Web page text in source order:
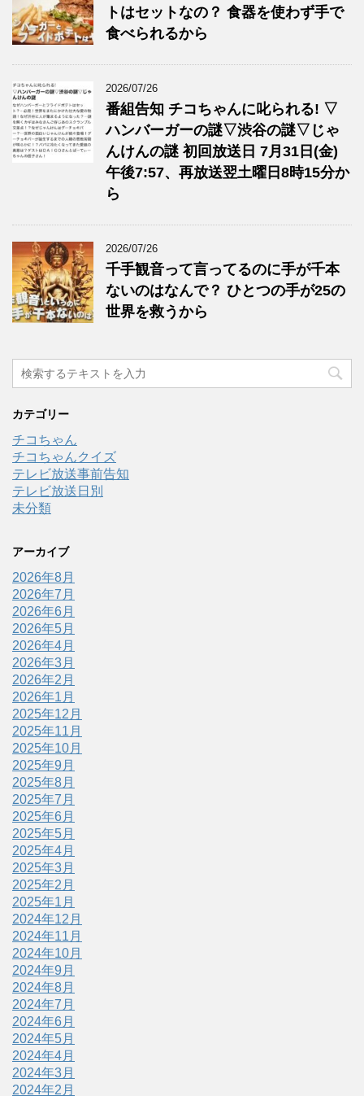
トはセットなの？ 食器を使わず手で
食べられるから
2026/07/26
番組告知 チコちゃんに叱られる! ▽
ハンバーガーの謎▽渋谷の謎▽じゃ
んけんの謎 初回放送日 7月31日(金)
午後7:57、再放送翌土曜日8時15分か
ら
2026/07/26
千手観音って言ってるのに手が千本
ないのはなんで？ ひとつの手が25の
世界を救うから
カテゴリー
チコちゃん
チコちゃんクイズ
テレビ放送事前告知
テレビ放送日別
未分類
アーカイブ
2026年8月
2026年7月
2026年6月
2026年5月
2026年4月
2026年3月
2026年2月
2026年1月
2025年12月
2025年11月
2025年10月
2025年9月
2025年8月
2025年7月
2025年6月
2025年5月
2025年4月
2025年3月
2025年2月
2025年1月
2024年12月
2024年11月
2024年10月
2024年9月
2024年8月
2024年7月
2024年6月
2024年5月
2024年4月
2024年3月
2024年2月